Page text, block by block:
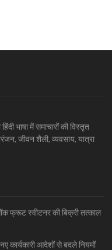
भाषा में समाचारों की विस्तृत
जीवन शैली, व्यवसाय, यात्रा
फ्रूट स्वीटनर की बिक्री तत्काल
कार्यकारी आदेशों से बदले नियमों